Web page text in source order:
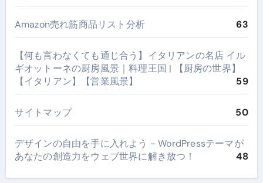
Amazon売れ筋商品リスト分析 63
【何も言わなくても通じ合う】イタリアンの名店 イル
ギオットーネの厨房風景｜料理王国 | 【厨房の世界】
【イタリアン】【営業風景】
59
サイトマップ 50
デザインの自由を手に入れよう - WordPressテーマが
あなたの創造力をウェブ世界に解き放つ！
48